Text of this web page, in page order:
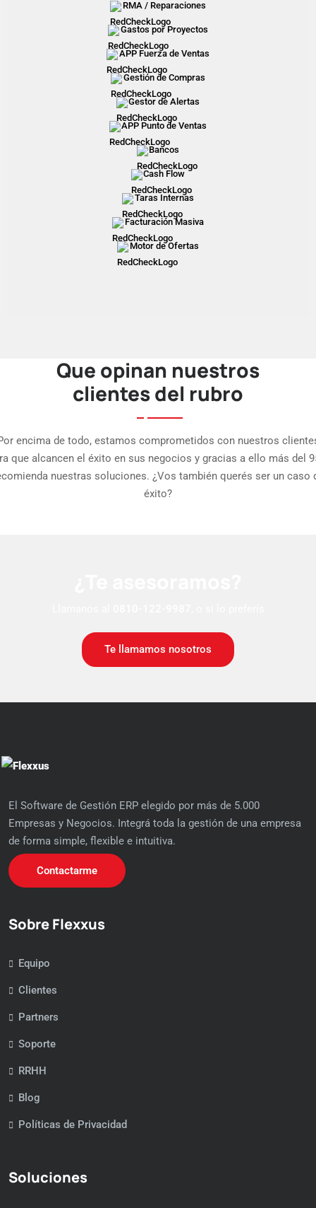
RMA / Reparaciones
Gastos por Proyectos
APP Fuerza de Ventas
Gestión de Compras
Gestor de Alertas
APP Punto de Ventas
Bancos
Cash Flow
Taras Internas
Facturación Masiva
Motor de Ofertas
Que opinan nuestros
clientes del rubro
encima de todo, estamos comprometidos con nuestros
que alcancen el éxito en sus negocios y gracias a ello más del
nuestras soluciones. ¿Vos también querés ser un caso
éxito?
Te llamamos nosotros
El Software de Gestión ERP elegido por más de 5.000
Empresas y Negocios. Integrá toda la gestión de una empresa
de forma simple, flexible e intuitiva.
Contactarme
Sobre Flexxus
Equipo
Clientes
Partners
Soporte
RRHH
Blog
Políticas de Privacidad
Soluciones